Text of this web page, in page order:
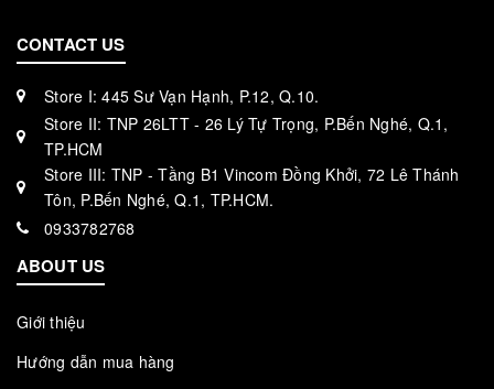
CONTACT US
Store I: 445 Sư Vạn Hạnh, P.12, Q.10.
Store II: TNP 26LTT - 26 Lý Tự Trọng, P.Bến Nghé, Q.1,
TP.HCM
Store III: TNP - Tầng B1 Vincom Đồng Khởi, 72 Lê Thánh
Tôn, P.Bến Nghé, Q.1, TP.HCM.
0933782768
ABOUT US
Giới thiệu
Hướng dẫn mua hàng